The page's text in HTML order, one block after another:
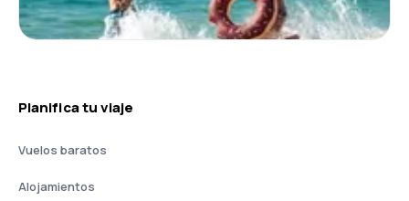
Planifica tu viaje
Vuelos baratos
Alojamientos